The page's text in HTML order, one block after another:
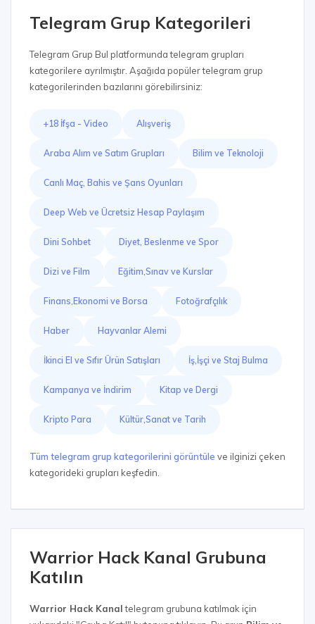
Telegram Grup Kategorileri
Telegram Grup Bul platformunda telegram grupları
kategorilere ayrılmıştır. Aşağıda popüler telegram grup
kategorilerinden bazılarını görebilirsiniz:
+18 İfşa - Video Alışveriş
Araba Alım ve Satım Grupları Bilim ve Teknoloji
Canlı Maç, Bahis ve Şans Oyunları
Deep Web ve Ücretsiz Hesap Paylaşım
Dini Sohbet Diyet, Beslenme ve Spor
Dizi ve Film Eğitim,Sınav ve Kurslar
Finans,Ekonomi ve Borsa Fotoğrafçılık
Haber Hayvanlar Alemi
İkinci El ve Sıfır Ürün Satışları İş,İşçi ve Staj Bulma
Kampanya ve İndirim Kitap ve Dergi
Kripto Para Kültür,Sanat ve Tarih
Tüm telegram grup kategorilerini görüntüle ve ilginizi çeken
kategorideki grupları keşfedin.
Warrior Hack Kanal Grubuna
Katılın
Warrior Hack Kanaltelegram grubuna katılmak için